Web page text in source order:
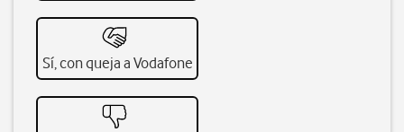
Sí, con queja a Vodafone